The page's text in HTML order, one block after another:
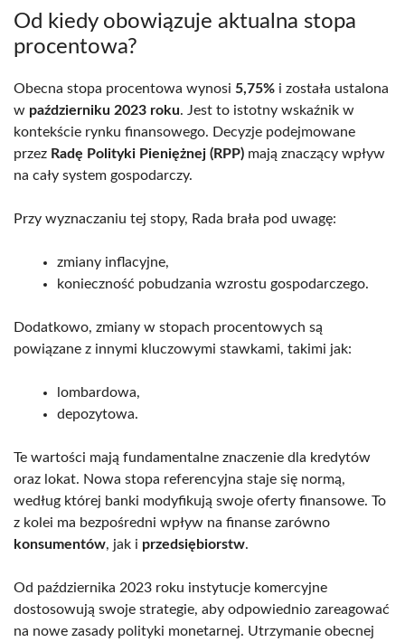
Od kiedy obowiązuje aktualna stopa
procentowa?
Obecna stopa procentowa wynosi 5,75% i została ustalona
w październiku 2023 roku. Jest to istotny wskaźnik w
kontekście rynku finansowego. Decyzje podejmowane
przez Radę Polityki Pieniężnej (RPP) mają znaczący wpływ
na cały system gospodarczy.
Przy wyznaczaniu tej stopy, Rada brała pod uwagę:
zmiany inflacyjne,
konieczność pobudzania wzrostu gospodarczego.
Dodatkowo, zmiany w stopach procentowych są
powiązane z innymi kluczowymi stawkami, takimi jak:
lombardowa,
depozytowa.
Te wartości mają fundamentalne znaczenie dla kredytów
oraz lokat. Nowa stopa referencyjna staje się normą,
według której banki modyfikują swoje oferty finansowe. To
z kolei ma bezpośredni wpływ na finanse zarówno
konsumentów, jak i przedsiębiorstw.
Od października 2023 roku instytucje komercyjne
dostosowują swoje strategie, aby odpowiednio zareagować
na nowe zasady polityki monetarnej. Utrzymanie obecnej